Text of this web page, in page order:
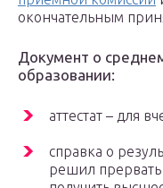
окончательным
Документ о
образовании:
аттестат – для
справка о
решил